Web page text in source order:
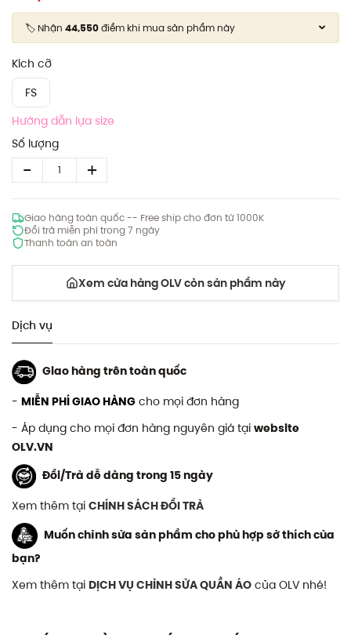
🏷️ Nhận 44,550điểm khi mua sản phẩm này
Kích cỡ
FS
Hướng dẫn lựa size
Số lượng
Giao hàng toàn quốc -- Free ship cho đơn từ 1000K
Đổi trả miễn phí trong 7 ngày
Thanh toán an toàn
Xem cửa hàng OLV còn sản phẩm này
Dịch vụ
Giao hàng trên toàn quốc
- MIỄN PHÍ GIAO HÀNG cho mọi đơn hàng
- Áp dụng cho mọi đơn hàng nguyên giá tại website
OLV.VN
Đổi/Trả dễ dàng trong 15 ngày
Xem thêm tại CHÍNH SÁCH ĐỔI TRẢ
Muốn chỉnh sửa sản phẩm cho phù hợp sở thích của
bạn?
Xem thêm tại DỊCH VỤ CHỈNH SỬA QUẦN ÁO của OLV nhé!